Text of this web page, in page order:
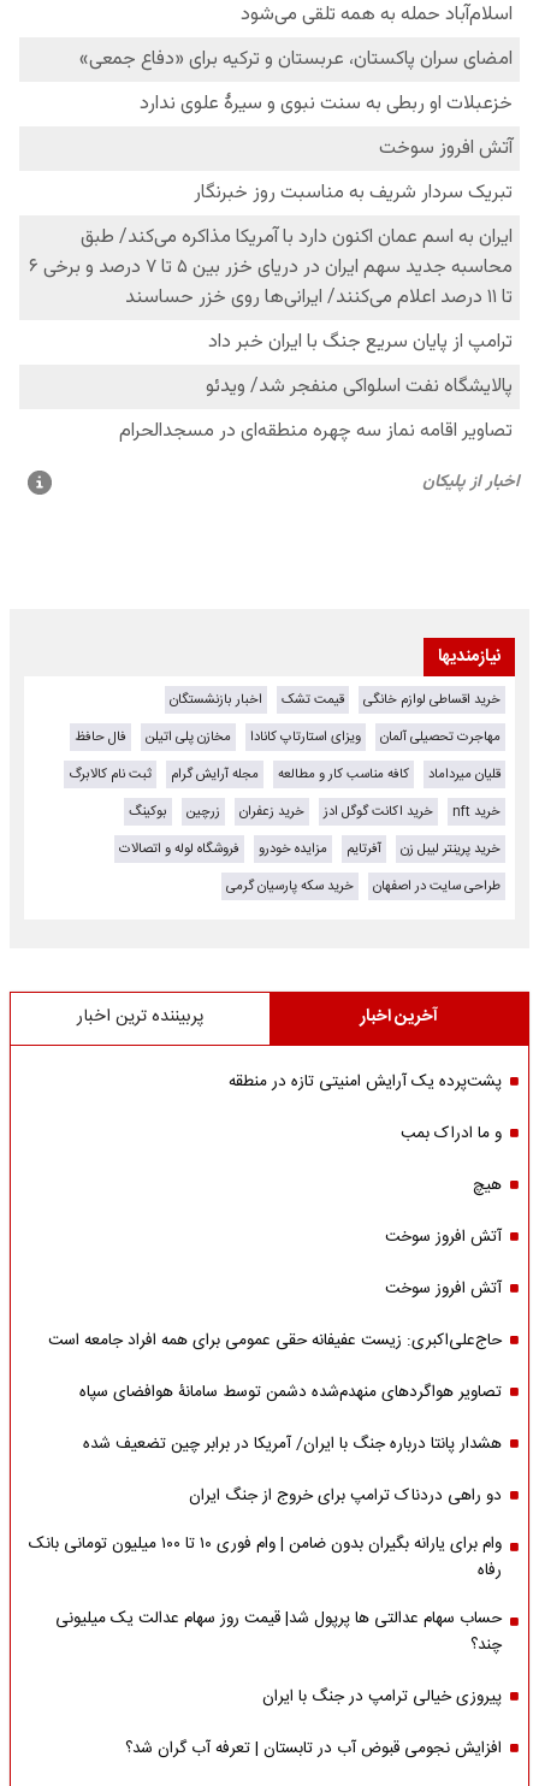
نیازمندیها
خرید اقساطی لوازم خانگی قیمت تشک
اخبار بازنشستگان
مهاجرت تحصیلی آلمان
ویزای استارتاپ کانادا مخازن پلی اتیلن
فال حافظ
قلیان میرداماد
کافه مناسب کار و مطالعه مجله آرایش گرام
ثبت نام کالابرگ
خرید nft
خرید اکانت گوگل ادز خرید زعفران زرچین
بوکینگ
خرید پرینتر لیبل زن
آفرتایم مزایده خودرو
فروشگاه لوله و اتصالات
طراحی سایت در اصفهان
خرید سکه پارسیان گرمی
آخرین اخبار پربیننده ترین اخبار
پشت‌پرده یک آرایش امنیتی تازه در منطقه
و ما ادراک بمب
هیچ
آتش افروز سوخت
آتش افروز سوخت
حاج‌علی‌اکبری: زیست عفیفانه حقی عمومی برای همه افراد جامعه است
تصاویر هواگردهای منهدم‌شده دشمن توسط سامانۀ هوافضای سپاه
هشدار پانتا درباره جنگ با ایران/ آمریکا در برابر چین تضعیف شده
دو راهی دردناک ترامپ برای خروج از جنگ ایران
وام برای یارانه بگیران بدون ضامن | وام فوری ۱۰ تا ۱۰۰ میلیون تومانی بانک
رفاه
حساب سهام عدالتی ها پرپول شد| قیمت روز سهام عدالت یک میلیونی
چند؟
پیروزی خیالی ترامپ در جنگ با ایران
افزایش نجومی قبوض آب در تابستان | تعرفه آب گران شد؟